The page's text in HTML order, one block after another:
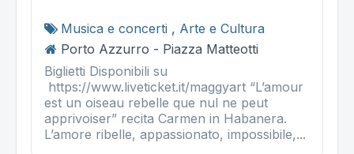
Musica e concerti , Arte e Cultura
Porto Azzurro - Piazza Matteotti
Biglietti Disponibili su
https://www.liveticket.it/maggyart “L’amour
est un oiseau rebelle que nul ne peut
apprivoiser” recita Carmen in Habanera.
L’amore ribelle, appassionato, impossibile,...